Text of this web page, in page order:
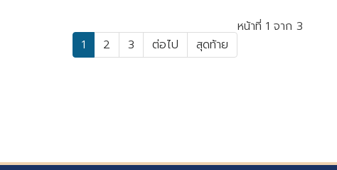
หน้าที่ 1 จาก 3
1
2 3 ต่อไป สุดท้าย